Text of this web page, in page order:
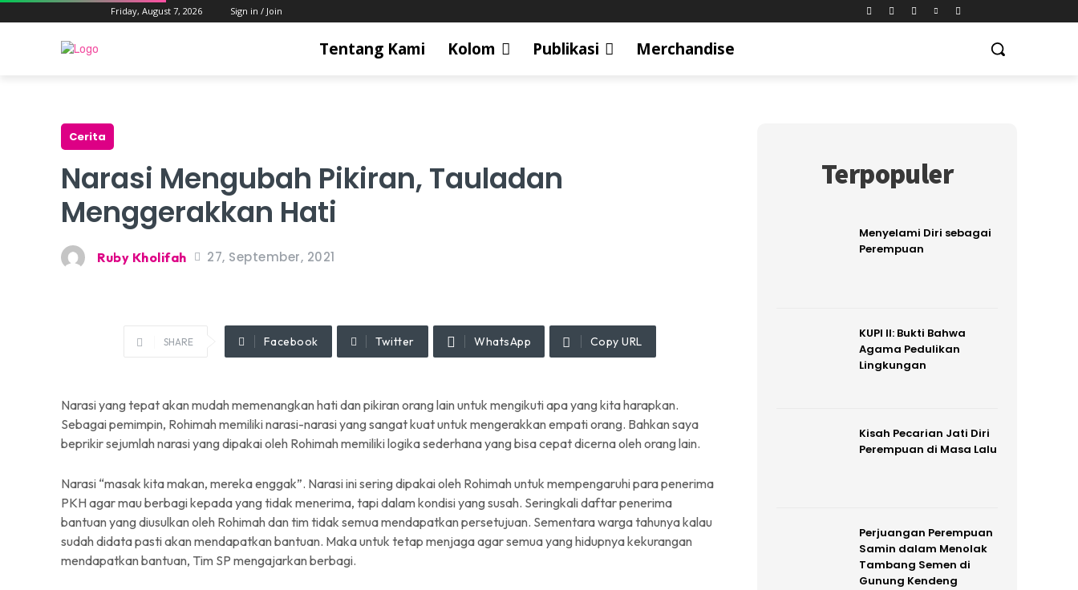
Friday, August 7, 2026 Sign in / Join
Tentang Kami Kolom Publikasi Merchandise
Cerita
Narasi Mengubah Pikiran, Tauladan
Menggerakkan Hati
Ruby Kholifah 27, September, 2021
SHARE Facebook Twitter WhatsApp Copy URL
Narasi yang tepat akan mudah memenangkan hati dan pikiran orang lain untuk mengikuti apa yang kita harapkan.
Sebagai pemimpin, Rohimah memiliki narasi-narasi yang sangat kuat untuk mengerakkan empati orang. Bahkan saya
beprikir sejumlah narasi yang dipakai oleh Rohimah memiliki logika sederhana yang bisa cepat dicerna oleh orang lain.
Narasi “masak kita makan, mereka enggak”. Narasi ini sering dipakai oleh Rohimah untuk mempengaruhi para penerima
PKH agar mau berbagi kepada yang tidak menerima, tapi dalam kondisi yang susah. Seringkali daftar penerima
bantuan yang diusulkan oleh Rohimah dan tim tidak semua mendapatkan persetujuan. Sementara warga tahunya kalau
sudah didata pasti akan mendapatkan bantuan. Maka untuk tetap menjaga agar semua yang hidupnya kekurangan
mendapatkan bantuan, Tim SP mengajarkan berbagi.
Terpopuler
Menyelami Diri sebagai
Perempuan
KUPI II: Bukti Bahwa
Agama Pedulikan
Lingkungan
Kisah Pecarian Jati Diri
Perempuan di Masa Lalu
Perjuangan Perempuan
Samin dalam Menolak
Tambang Semen di
Gunung Kendeng